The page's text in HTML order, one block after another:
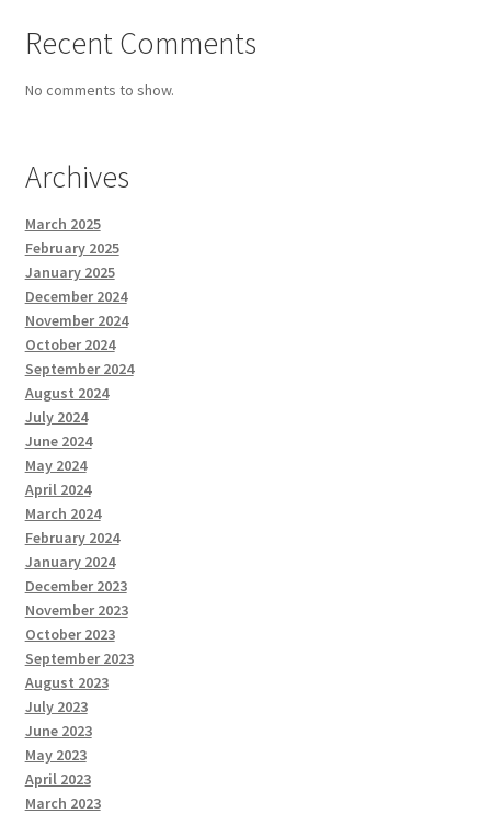
Recent Comments
No comments to show.
Archives
March 2025
February 2025
January 2025
December 2024
November 2024
October 2024
September 2024
August 2024
July 2024
June 2024
May 2024
April 2024
March 2024
February 2024
January 2024
December 2023
November 2023
October 2023
September 2023
August 2023
July 2023
June 2023
May 2023
April 2023
March 2023